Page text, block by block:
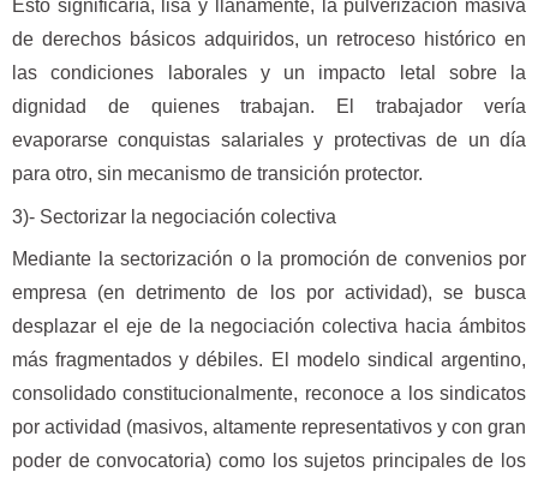
Esto significaría, lisa y llanamente, la pulverización masiva
de derechos básicos adquiridos, un retroceso histórico en
las condiciones laborales y un impacto letal sobre la
dignidad de quienes trabajan. El trabajador vería
evaporarse conquistas salariales y protectivas de un día
para otro, sin mecanismo de transición protector.
3)- Sectorizar la negociación colectiva
Mediante la sectorización o la promoción de convenios por
empresa (en detrimento de los por actividad), se busca
desplazar el eje de la negociación colectiva hacia ámbitos
más fragmentados y débiles. El modelo sindical argentino,
consolidado constitucionalmente, reconoce a los sindicatos
por actividad (masivos, altamente representativos y con gran
poder de convocatoria) como los sujetos principales de los